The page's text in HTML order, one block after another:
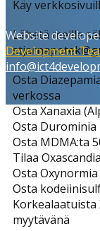
Käy
Lähetä meille
Osta
verkossa
Osta Xanaxia
Osta Durominia
Osta MDMA:ta
Tilaa
Osta
Osta
Korkealaatuista
myytävänä
Website
Development